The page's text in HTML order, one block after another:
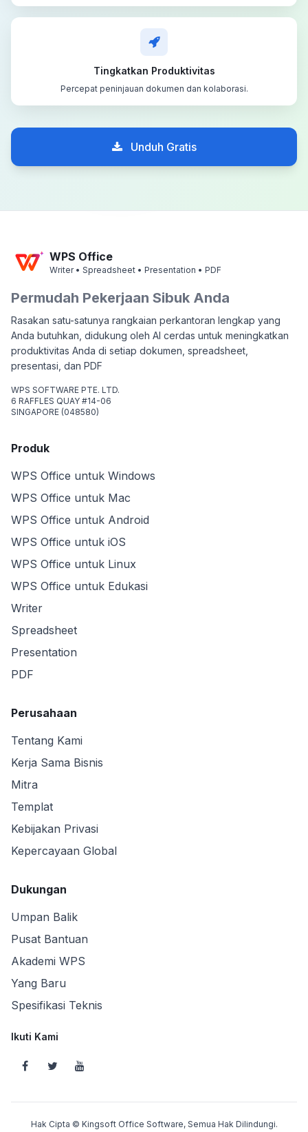
Tingkatkan Produktivitas
Percepat peninjauan dokumen dan kolaborasi.
Unduh Gratis
WPS Office
Writer • Spreadsheet • Presentation • PDF
Permudah Pekerjaan Sibuk Anda
Rasakan satu-satunya rangkaian perkantoran lengkap yang
Anda butuhkan, didukung oleh AI cerdas untuk meningkatkan
produktivitas Anda di setiap dokumen, spreadsheet,
presentasi, dan PDF
WPS SOFTWARE PTE. LTD.
6 RAFFLES QUAY #14-06
SINGAPORE (048580)
Produk
WPS Office untuk Windows
WPS Office untuk Mac
WPS Office untuk Android
WPS Office untuk iOS
WPS Office untuk Linux
WPS Office untuk Edukasi
Writer
Spreadsheet
Presentation
PDF
Perusahaan
Tentang Kami
Kerja Sama Bisnis
Mitra
Templat
Kebijakan Privasi
Kepercayaan Global
Dukungan
Umpan Balik
Pusat Bantuan
Akademi WPS
Yang Baru
Spesifikasi Teknis
Ikuti Kami
Hak Cipta © Kingsoft Office Software, Semua Hak Dilindungi.